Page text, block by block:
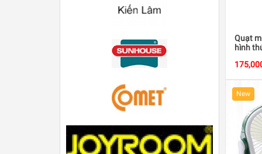
Quạt
hình
New